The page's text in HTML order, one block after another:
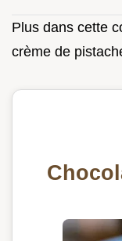
Plus dans cette
crème de